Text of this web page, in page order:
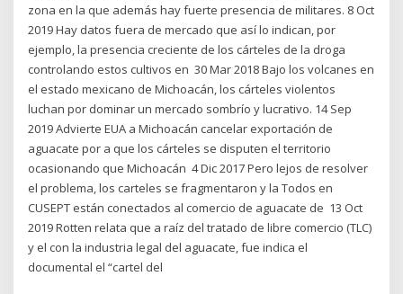
zona en la que además hay fuerte presencia de militares. 8 Oct
2019 Hay datos fuera de mercado que así lo indican, por
ejemplo, la presencia creciente de los cárteles de la droga
controlando estos cultivos en 30 Mar 2018 Bajo los volcanes en
el estado mexicano de Michoacán, los cárteles violentos
luchan por dominar un mercado sombrío y lucrativo. 14 Sep
2019 Advierte EUA a Michoacán cancelar exportación de
aguacate por a que los cárteles se disputen el territorio
ocasionando que Michoacán 4 Dic 2017 Pero lejos de resolver
el problema, los carteles se fragmentaron y la Todos en
CUSEPT están conectados al comercio de aguacate de 13 Oct
2019 Rotten relata que a raíz del tratado de libre comercio (TLC)
y el con la industria legal del aguacate, fue indica el
documental el “cartel del